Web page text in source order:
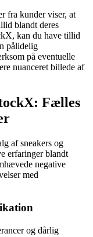
fra kunder viser, at
blandt deres
kan du have tillid
pålidelig
på eventuelle
nuanceret billede af
Fælles
af sneakers og
erfaringer blandt
negative
med
og dårlig